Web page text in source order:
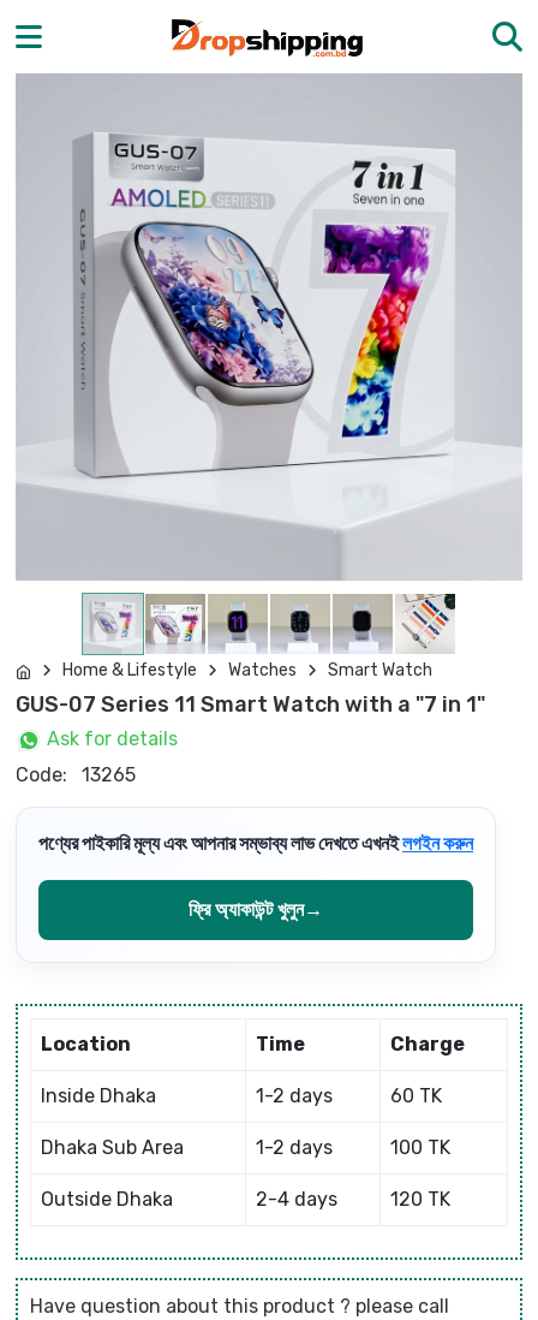
Home & Lifestyle Watches Smart Watch
GUS-07 Series 11 Smart Watch with a "7 in 1"
Ask for details
Code:
13265
পণ্যের পাইকারি মূল্য এবং আপনার সম্ভাব্য লাভ দেখতে এখনইলগইন করুন
ফ্রি অ্যাকাউন্ট খুলুন→
Location Time Charge
Inside Dhaka 1-2 days 60 TK
Dhaka Sub Area 1-2 days 100 TK
Outside Dhaka 2-4 days 120 TK
Have question about this product ? please call